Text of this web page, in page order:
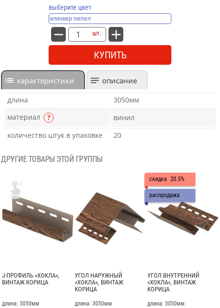
выберите цвет
шт.
КУПИТЬ
характеристики описание
длина
3050мм
материал
?
винил
количество штук в упаковке
20
ДРУГИЕ ТОВАРЫ ЭТОЙ ГРУППЫ
J-ПРОФИЛЬ «ХОКЛА»,
ВИНТАЖ КОРИЦА
длина: 3050мм
УГОЛ НАРУЖНЫЙ
«ХОКЛА», ВИНТАЖ
КОРИЦА
длина: 3050мм
скидка 20.5%
распродажа
УГОЛ ВНУТРЕННИЙ
«ХОКЛА», ВИНТАЖ
КОРИЦА
длина: 3050мм
